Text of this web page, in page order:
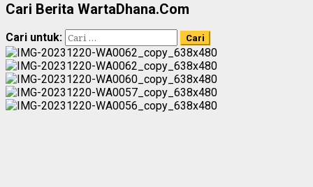
Cari Berita WartaDhana.Com
Cari untuk: